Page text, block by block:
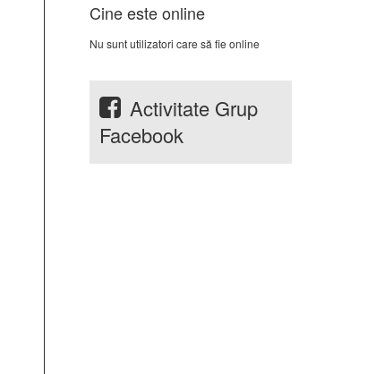
Cine este online
Nu sunt utilizatori care să fie online
Activitate Grup
Facebook